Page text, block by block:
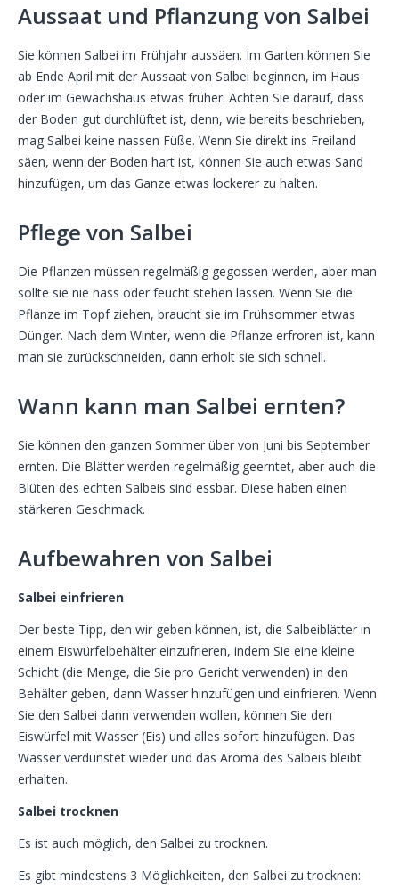
Aussaat und Pflanzung von Salbei
Sie können Salbei im Frühjahr aussäen. Im Garten können Sie
ab Ende April mit der Aussaat von Salbei beginnen, im Haus
oder im Gewächshaus etwas früher. Achten Sie darauf, dass
der Boden gut durchlüftet ist, denn, wie bereits beschrieben,
mag Salbei keine nassen Füße. Wenn Sie direkt ins Freiland
säen, wenn der Boden hart ist, können Sie auch etwas Sand
hinzufügen, um das Ganze etwas lockerer zu halten.
Pflege von Salbei
Die Pflanzen müssen regelmäßig gegossen werden, aber man
sollte sie nie nass oder feucht stehen lassen. Wenn Sie die
Pflanze im Topf ziehen, braucht sie im Frühsommer etwas
Dünger. Nach dem Winter, wenn die Pflanze erfroren ist, kann
man sie zurückschneiden, dann erholt sie sich schnell.
Wann kann man Salbei ernten?
Sie können den ganzen Sommer über von Juni bis September
ernten. Die Blätter werden regelmäßig geerntet, aber auch die
Blüten des echten Salbeis sind essbar. Diese haben einen
stärkeren Geschmack.
Aufbewahren von Salbei
Salbei einfrieren
Der beste Tipp, den wir geben können, ist, die Salbeiblätter in
einem Eiswürfelbehälter einzufrieren, indem Sie eine kleine
Schicht (die Menge, die Sie pro Gericht verwenden) in den
Behälter geben, dann Wasser hinzufügen und einfrieren. Wenn
Sie den Salbei dann verwenden wollen, können Sie den
Eiswürfel mit Wasser (Eis) und alles sofort hinzufügen. Das
Wasser verdunstet wieder und das Aroma des Salbeis bleibt
erhalten.
Salbei trocknen
Es ist auch möglich, den Salbei zu trocknen.
Es gibt mindestens 3 Möglichkeiten, den Salbei zu trocknen: